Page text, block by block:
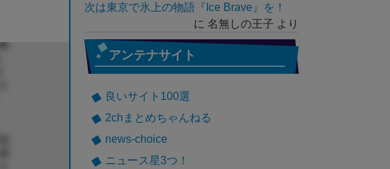
次は東京で氷上の物語『Ice Brave』を！
に 名無しの王子 より
アンテナサイト
良いサイト100選
2chまとめちゃんねる
news-choice
ニュース星3つ！